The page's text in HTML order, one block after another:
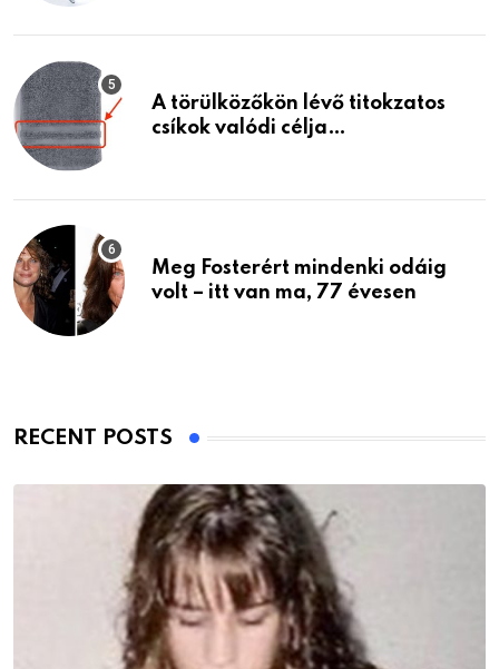
A törülközőkön lévő titokzatos
csíkok valódi célja…
Meg Fosterért mindenki odáig
volt – itt van ma, 77 évesen
RECENT POSTS